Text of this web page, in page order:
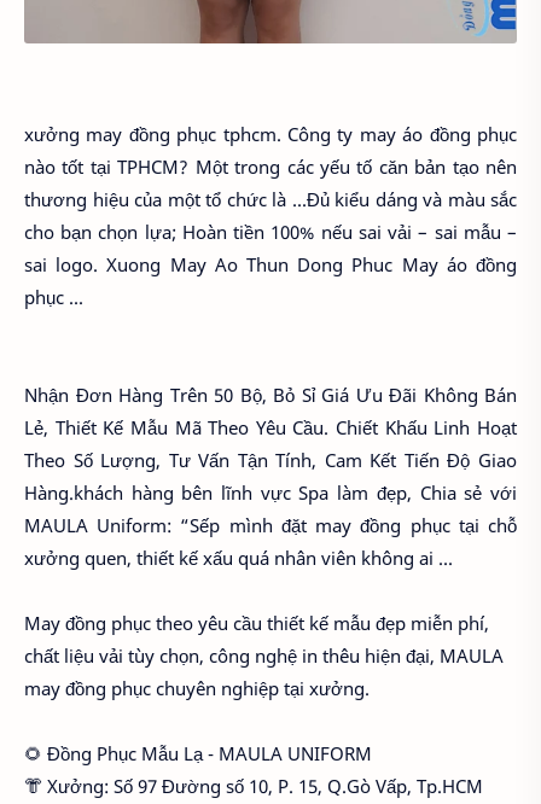
xưởng may đồng phục tphcm. Công ty may áo đồng phục
nào tốt tại TPHCM? Một trong các yếu tố căn bản tạo nên
thương hiệu của một tổ chức là ...Đủ kiểu dáng và màu sắc
cho bạn chọn lựa; Hoàn tiền 100% nếu sai vải – sai mẫu –
sai logo. Xuong May Ao Thun Dong Phuc May áo đồng
phục ...
Nhận Đơn Hàng Trên 50 Bộ, Bỏ Sỉ Giá Ưu Đãi Không Bán
Lẻ, Thiết Kế Mẫu Mã Theo Yêu Cầu. Chiết Khấu Linh Hoạt
Theo Số Lượng, Tư Vấn Tận Tính, Cam Kết Tiến Độ Giao
Hàng.khách hàng bên lĩnh vực Spa làm đẹp, Chia sẻ với
MAULA Uniform: “Sếp mình đặt may đồng phục tại chỗ
xưởng quen, thiết kế xấu quá nhân viên không ai ...
May đồng phục theo yêu cầu thiết kế mẫu đẹp miễn phí,
chất liệu vải tùy chọn, công nghệ in thêu hiện đại, MAULA
may đồng phục chuyên nghiệp tại xưởng.
🌻 Đồng Phục Mẫu Lạ - MAULA UNIFORM
👘 Xưởng: Số 97 Đường số 10, P. 15, Q.Gò Vấp, Tp.HCM